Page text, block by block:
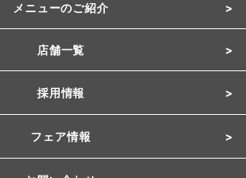
メニューのご紹介
店舗一覧
採用情報
フェア情報